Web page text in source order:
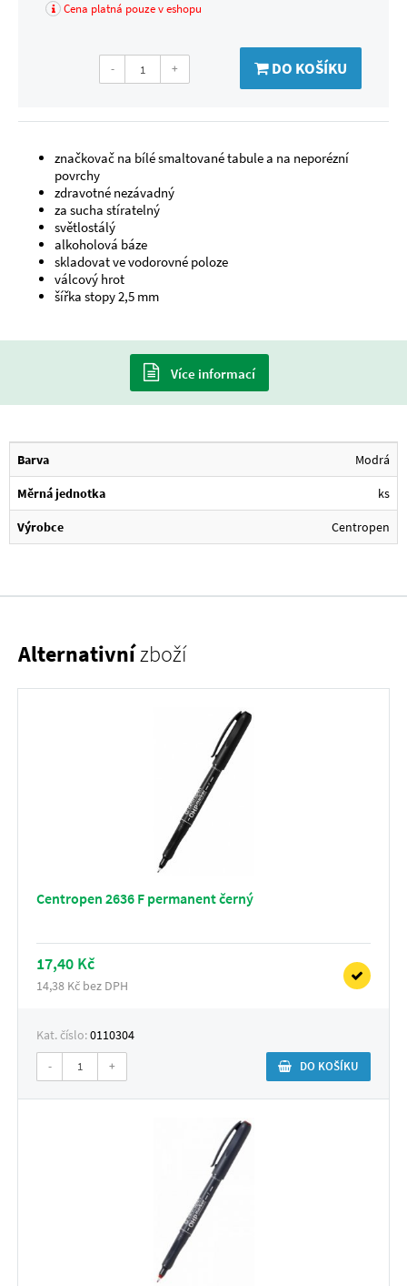
Cena platná pouze v eshopu
- + DO KOŠÍKU
značkovač na bílé smaltované tabule a na neporézní
povrchy
zdravotné nezávadný
za sucha stíratelný
světlostálý
alkoholová báze
skladovat ve vodorovné poloze
válcový hrot
šířka stopy 2,5 mm
Více informací
Barva Modrá
Měrná jednotka ks
Výrobce Centropen
Alternativnízboží
Centropen 2636 F permanent černý
17,40 Kč
14,38 Kč bez DPH
Kat. číslo:0110304
- + DO KOŠÍKU